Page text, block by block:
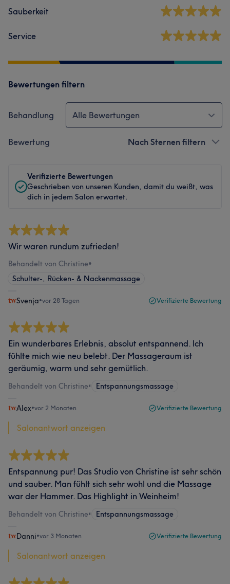
Sauberkeit
Service
Bewertungen filtern
Behandlung Alle Bewertungen
Bewertung Nach Sternen filtern
Verifizierte Bewertungen
Geschrieben von unseren Kunden, damit du weißt, was
dich in jedem Salon erwartet.
Wir waren rundum zufrieden!
Behandelt von Christine•
Schulter-, Rücken- & Nackenmassage
Svenja•vor 28 Tagen Verifizierte Bewertung
Ein wunderbares Erlebnis, absolut entspannend. Ich
fühlte mich wie neu belebt. Der Massageraum ist
geräumig, warm und sehr gemütlich.
Behandelt von Christine• Entspannungsmassage
Alex•vor 2 Monaten Verifizierte Bewertung
Salonantwort anzeigen
Entspannung pur! Das Studio von Christine ist sehr schön
und sauber. Man fühlt sich sehr wohl und die Massage
war der Hammer. Das Highlight in Weinheim!
Behandelt von Christine• Entspannungsmassage
Danni•vor 3 Monaten Verifizierte Bewertung
Salonantwort anzeigen